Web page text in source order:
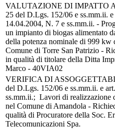
VALUTAZIONE DI IMPATTO
25 del D.Lgs. 152/06 e ss.mm.ii.
14.04.2004, N. 7 e ss.mm.ii. -
un impianto di biogas alimentato
della potenza nominale di 999 kw
Comune di Torre San Patrizio -
in qualità di titolare della Ditta
Marco - 40VIA02
VERIFICA DI
del D.Lgs. 152/06 e ss.mm.ii. e
ss.mm.ii.; Lavori di realizzazione
nel Comune di Amandola -
qualità di Procuratore della Soc.
Telecomunicazioni Spa.